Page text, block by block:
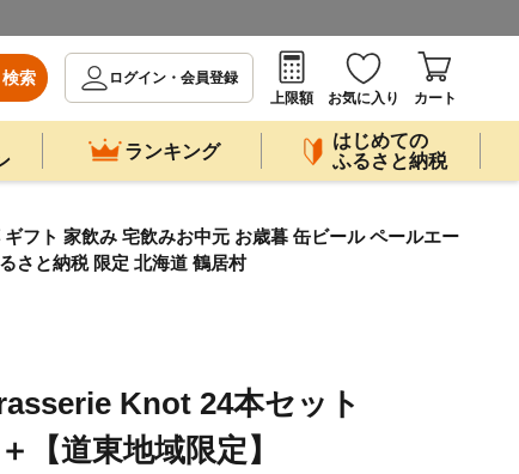
検索
ログイン・会員登録
上限額
お気に入り カート
ランキング
はじめての
ふるさと納税
フト 家飲み 宅飲みお中元 お歳暮 缶ビール ペールエー
さと納税 限定 北海道 鶴居村
Knot 24本セット
【道東地域限定】